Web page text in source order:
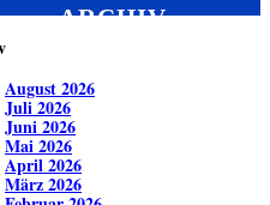
ARCHIV
August 2026
Juli 2026
Juni 2026
Mai 2026
April 2026
März 2026